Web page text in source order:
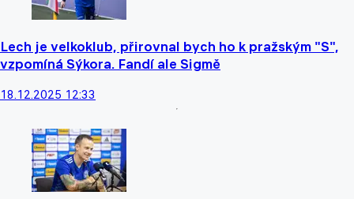
Lech je velkoklub, přirovnal bych ho k pražským "S",
vzpomíná Sýkora. Fandí ale Sigmě
18.12.2025 12:33